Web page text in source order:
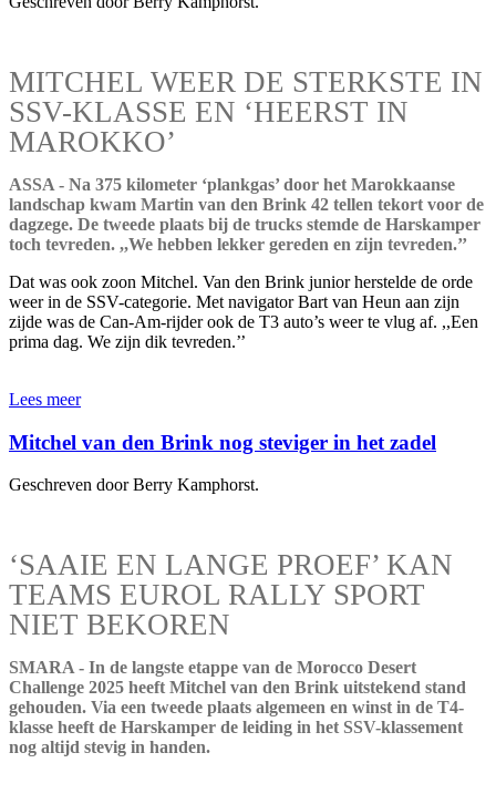
MITCHEL WEER DE STERKSTE IN
SSV-KLASSE EN ‘HEERST IN
MAROKKO’
ASSA - Na 375 kilometer ‘plankgas’ door het Marokkaanse
landschap kwam Martin van den Brink 42 tellen tekort voor de
dagzege. De tweede plaats bij de trucks stemde de Harskamper
toch tevreden. ,,We hebben lekker gereden en zijn tevreden.’’
Dat was ook zoon Mitchel. Van den Brink junior herstelde de orde
weer in de SSV-categorie. Met navigator Bart van Heun aan zijn
zijde was de Can-Am-rijder ook de T3 auto’s weer te vlug af. ,,Een
prima dag. We zijn dik tevreden.’’
Lees meer
Mitchel van den Brink nog steviger in het zadel
Geschreven door Berry Kamphorst.
‘SAAIE EN LANGE PROEF’ KAN
TEAMS EUROL RALLY SPORT
NIET BEKOREN
SMARA - In de langste etappe van de Morocco Desert
Challenge 2025 heeft Mitchel van den Brink uitstekend stand
gehouden. Via een tweede plaats algemeen en winst in de T4-
klasse heeft de Harskamper de leiding in het SSV-klassement
nog altijd stevig in handen.